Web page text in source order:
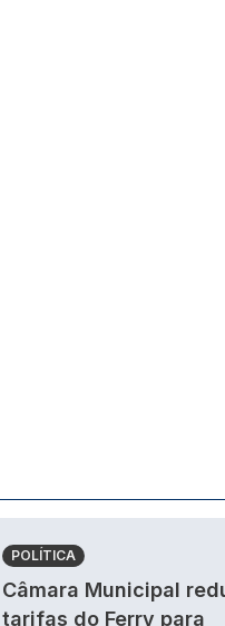
POLÍTICA
Câmara Municipal
tarifas do Ferry para